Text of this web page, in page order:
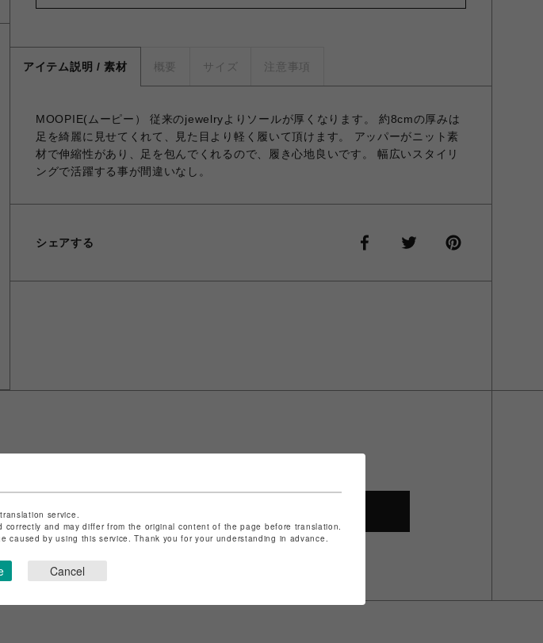
アイテム説明 / 素材 概要 サイズ 注意事項
MOOPIE(ムーピー） 従来のjewelryよりソールが厚くなります。 約8cmの厚みは
足を綺麗に見せてくれて、見た目より軽く履いて頂けます。 アッパーがニット素
材で伸縮性があり、足を包んでくれるので、履き心地良いです。 幅広いスタイリ
ングで活躍する事が間違いなし。
シェアする
はこちら
service.
and may differ from the original content of the page before translation.
by using this service. Thank you for your understanding in advance.
Cancel